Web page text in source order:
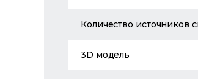
Количество источников
3D модель